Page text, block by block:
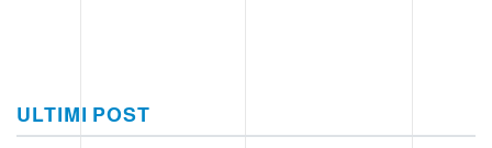
ULTIMI POST